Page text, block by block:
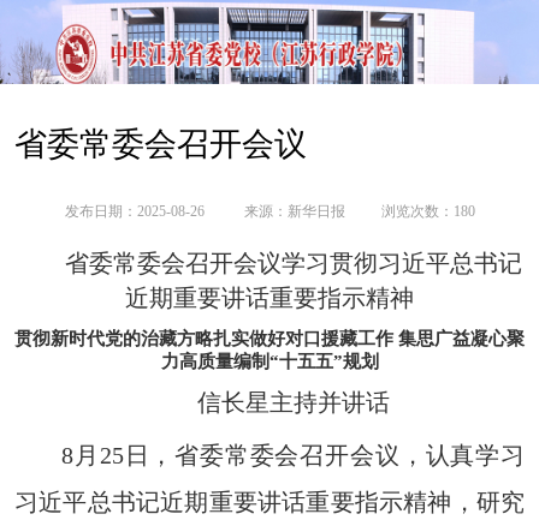
省委常委会召开会议
发布日期：2025-08-26 来源： 新华日报 浏览次数： 180
省委常委会召开会议学习贯彻习近平总书记
近期重要讲话重要指示精神
贯彻新时代党的治藏方略扎实做好对口援藏工作 集思广益凝心聚
力高质量编制“十五五”规划
信长星主持并讲话
8月25日，省委常委会召开会议，认真学习
习近平总书记近期重要讲话重要指示精神，研究